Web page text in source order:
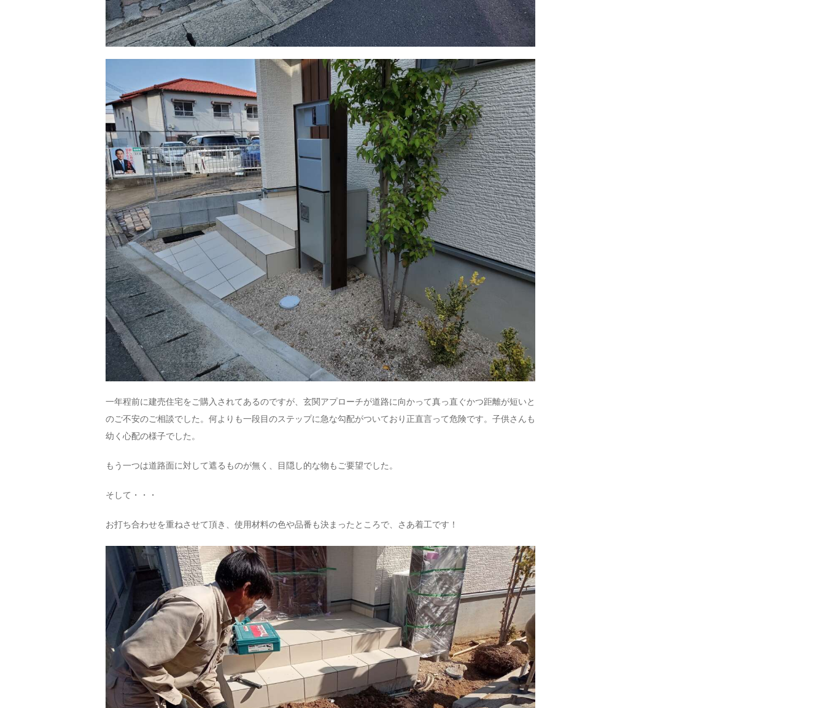
一年程前に建売住宅をご購入されてあるのですが、玄関アプローチが道路に向かって真っ直ぐかつ距離が短いと
のご不安のご相談でした。何よりも一段目のステップに急な勾配がついており正直言って危険です。子供さんも
幼く心配の様子でした。
もう一つは道路面に対して遮るものが無く、目隠し的な物もご要望でした。
そして・・・
お打ち合わせを重ねさせて頂き、使用材料の色や品番も決まったところで、さあ着工です！